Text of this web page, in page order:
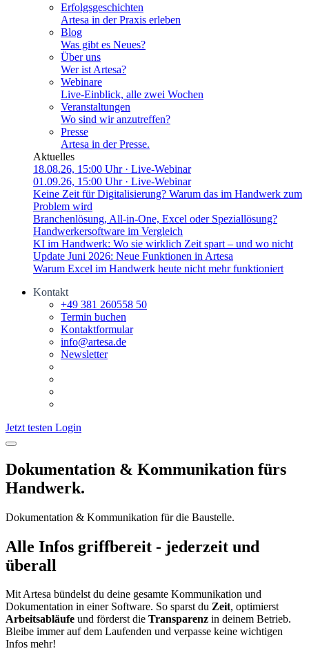
Erfolgsgeschichten
Artesa in der Praxis erleben
Blog
Was gibt es Neues?
Über uns
Wer ist Artesa?
Webinare
Live-Einblick, alle zwei Wochen
Veranstaltungen
Wo sind wir anzutreffen?
Presse
Artesa in der Presse.
Aktuelles
18.08.26, 15:00 Uhr· Live-Webinar
01.09.26, 15:00 Uhr· Live-Webinar
Keine Zeit für Digitalisierung? Warum das im Handwerk zum
Problem wird
Branchenlösung, All-in-One, Excel oder Speziallösung?
Handwerkersoftware im Vergleich
KI im Handwerk: Wo sie wirklich Zeit spart – und wo nicht
Update Juni 2026: Neue Funktionen in Artesa
Warum Excel im Handwerk heute nicht mehr funktioniert
Kontakt
+49 381 260558 50
Termin buchen
Kontaktformular
info@artesa.de
Newsletter
Jetzt testen Login
Dokumentation & Kommunikation fürs
Handwerk.
Dokumentation & Kommunikation für die Baustelle.
Alle Infos griffbereit - jederzeit und
überall
Mit Artesa bündelst du deine gesamte Kommunikation und
Dokumentation in einer Software. So sparst du Zeit, optimierst
Arbeitsabläufe und förderst die Transparenz in deinem Betrieb.
Bleibe immer auf dem Laufenden und verpasse keine wichtigen
Infos mehr!